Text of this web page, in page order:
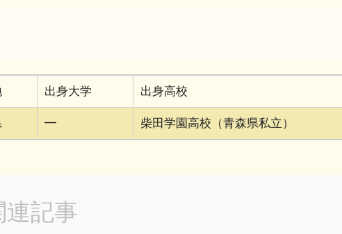
出身大学 出身高校
━ 柴田学園高校（青森県私立）
連記事